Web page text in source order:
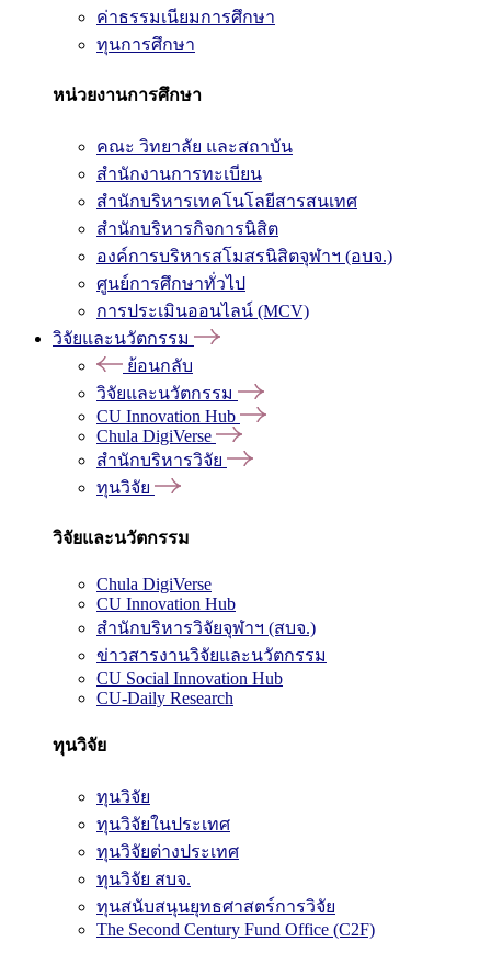
ค่าธรรมเนียมการศึกษา
ทุนการศึกษา
หน่วยงานการศึกษา
คณะ วิทยาลัย และสถาบัน
สำนักงานการทะเบียน
สำนักบริหารเทคโนโลยีสารสนเทศ
สำนักบริหารกิจการนิสิต
องค์การบริหารสโมสรนิสิตจุฬาฯ (อบจ.)
ศูนย์การศึกษาทั่วไป
การประเมินออนไลน์ (MCV)
วิจัยและนวัตกรรม
ย้อนกลับ
วิจัยและนวัตกรรม
CU Innovation Hub
Chula DigiVerse
สำนักบริหารวิจัย
ทุนวิจัย
วิจัยและนวัตกรรม
Chula DigiVerse
CU Innovation Hub
สำนักบริหารวิจัยจุฬาฯ (สบจ.)
ข่าวสารงานวิจัยและนวัตกรรม
CU Social Innovation Hub
CU-Daily Research
ทุนวิจัย
ทุนวิจัย
ทุนวิจัยในประเทศ
ทุนวิจัยต่างประเทศ
ทุนวิจัย สบจ.
ทุนสนับสนุนยุทธศาสตร์การวิจัย
The Second Century Fund Office (C2F)